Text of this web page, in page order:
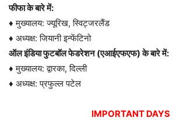
फीफा के बारे में:
♦ मुख्यालय: ज्यूरिख, स्विट्जरलैंड
♦ अध्यक्ष: जियानी इन्फेंटिनो
ऑल इंडिया फुटबॉल फेडरेशन (एआईएफएफ) के बारे में:
♦ मुख्यालय: द्वारका, दिल्ली
♦ अध्यक्ष: प्रफुल्ल पटेल
IMPORTANT DAYS